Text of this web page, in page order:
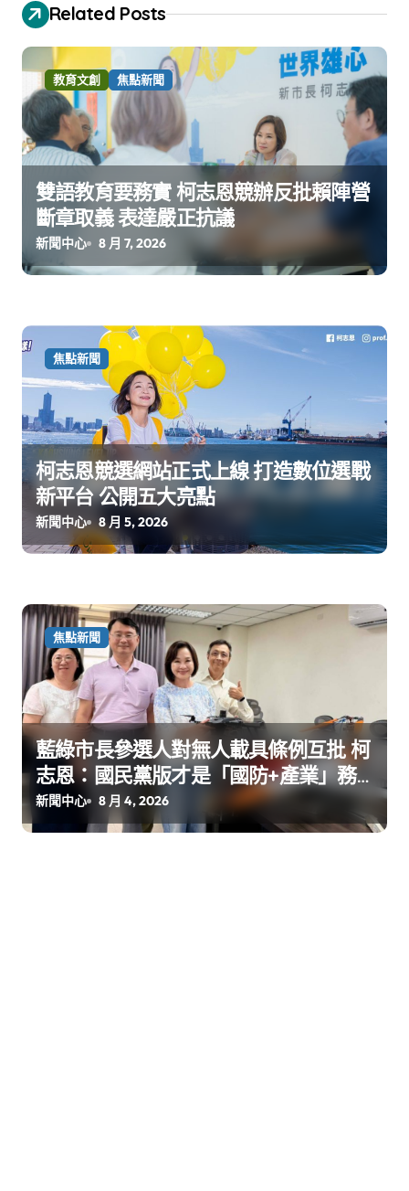
Related Posts
教育文創 焦點新聞
雙語教育要務實 柯志恩競辦反批賴陣營
斷章取義 表達嚴正抗議
新聞中心 8 月 7, 2026
焦點新聞
柯志恩競選網站正式上線 打造數位選戰
新平台 公開五大亮點
新聞中心 8 月 5, 2026
焦點新聞
藍綠市長參選人對無人載具條例互批 柯
志恩：國民黨版才是「國防+產業」務
實版
新聞中心 8 月 4, 2026